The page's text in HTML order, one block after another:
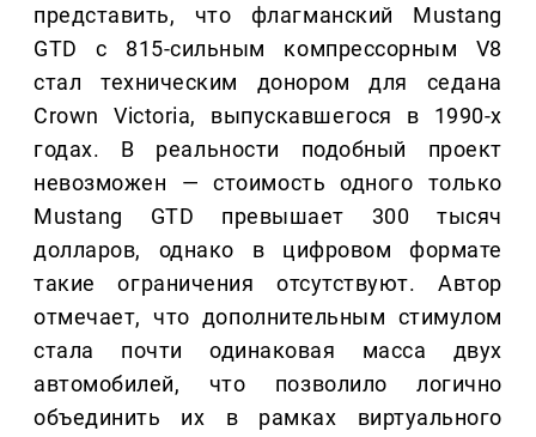
представить, что флагманский Mustang
GTD с 815-сильным компрессорным V8
стал техническим донором для седана
Crown Victoria, выпускавшегося в 1990-х
годах. В реальности подобный проект
невозможен — стоимость одного только
Mustang GTD превышает 300 тысяч
долларов, однако в цифровом формате
такие ограничения отсутствуют. Автор
отмечает, что дополнительным стимулом
стала почти одинаковая масса двух
автомобилей, что позволило логично
объединить их в рамках виртуального